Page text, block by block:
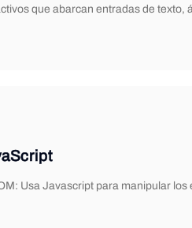
que abarcan entradas de
Usa Javascript para manipular los